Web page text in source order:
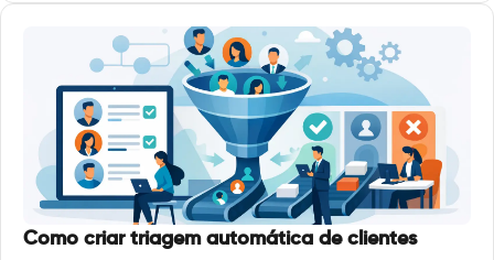
Como criar triagem automática de clientes